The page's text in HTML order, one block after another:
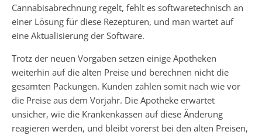
Cannabisabrechnung regelt, fehlt es softwaretechnisch an
einer Lösung für diese Rezepturen, und man wartet auf
eine Aktualisierung der Software.
Trotz der neuen Vorgaben setzen einige Apotheken
weiterhin auf die alten Preise und berechnen nicht die
gesamten Packungen. Kunden zahlen somit nach wie vor
die Preise aus dem Vorjahr. Die Apotheke erwartet
unsicher, wie die Krankenkassen auf diese Änderung
reagieren werden, und bleibt vorerst bei den alten Preisen,